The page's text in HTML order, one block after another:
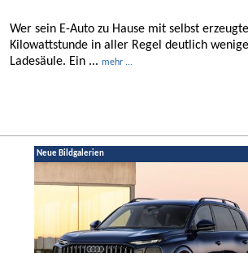
Wer sein E-Auto zu Hause mit selbst
Kilowattstunde in aller Regel deutlich
Ladesäule. Ein ... mehr ...
Neue Bildgalerien